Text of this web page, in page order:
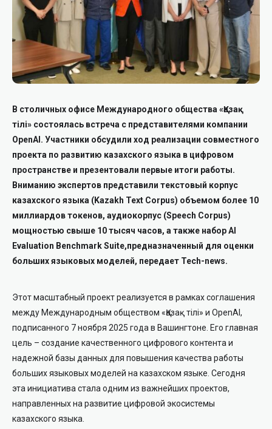
В столичных офисе Международного общества «Қазақ
тілі» состоялась встреча с представителями компании
OpenAI. Участники обсудили ход реализации совместного
проекта по развитию казахского языка в цифровом
пространстве и презентовали первые итоги работы.
Вниманию экспертов представили текстовый корпус
казахского языка (Kazakh Text Corpus) объемом более 10
миллиардов токенов, аудиокорпус (Speech Corpus)
мощностью свыше 10 тысяч часов, а также наборAI
Evaluation Benchmark Suite,предназначенный для оценки
больших языковых моделей, передает Tech-news.
Этот масштабный проект реализуется в рамках соглашения
между Международным обществом «Қазақ тілі» и OpenAI,
подписанного 7 ноября 2025 года в Вашингтоне. Его главная
цель – создание качественного цифрового контента и
надежной базы данных для повышения качества работы
больших языковых моделей на казахском языке. Сегодня
эта инициатива стала одним из важнейших проектов,
направленных на развитие цифровой экосистемы
казахского языка.